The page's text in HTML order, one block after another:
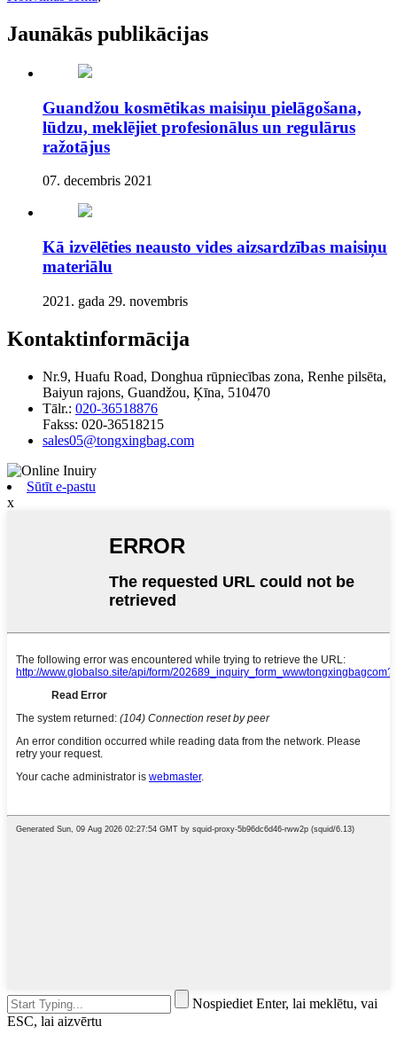
Jaunākās publikācijas
Guandžou kosmētikas maisiņu pielāgošana,
lūdzu, meklējiet profesionālus un regulārus
ražotājus
07. decembris 2021
Kā izvēlēties neausto vides aizsardzības maisiņu
materiālu
2021. gada 29. novembris
Kontaktinformācija
Nr.9, Huafu Road, Donghua rūpniecības zona, Renhe pilsēta,
Baiyun rajons, Guandžou, Ķīna, 510470
Tālr.: 020-36518876
Fakss: 020-36518215
sales05@tongxingbag.com
Sūtīt e-pastu
x
Nospiediet Enter, lai meklētu, vai
ESC, lai aizvērtu